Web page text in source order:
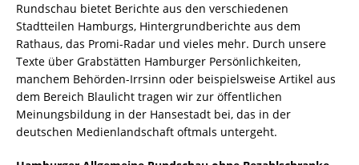
Rundschau bietet Berichte aus den verschiedenen
Stadtteilen Hamburgs, Hintergrundberichte aus dem
Rathaus, das Promi-Radar und vieles mehr. Durch unsere
Texte über Grabstätten Hamburger Persönlichkeiten,
manchem Behörden-Irrsinn oder beispielsweise Artikel aus
dem Bereich Blaulicht tragen wir zur öffentlichen
Meinungsbildung in der Hansestadt bei, das in der
deutschen Medienlandschaft oftmals untergeht.